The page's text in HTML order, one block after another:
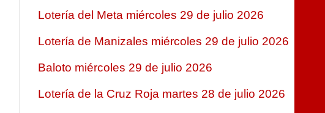
Lotería del Meta miércoles 29 de julio 2026
Lotería de Manizales miércoles 29 de julio 2026
Baloto miércoles 29 de julio 2026
Lotería de la Cruz Roja martes 28 de julio 2026